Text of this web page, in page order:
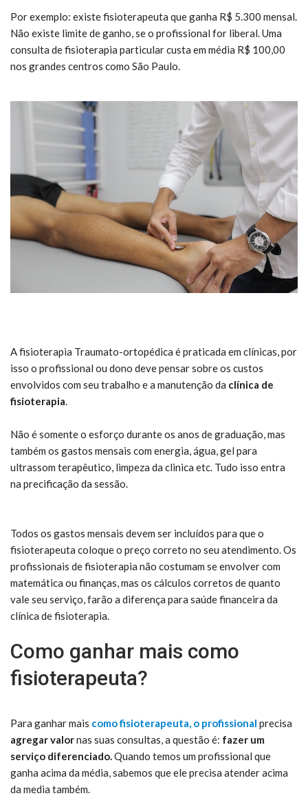
Por exemplo: existe fisioterapeuta que ganha R$ 5.300 mensal.
Não existe limite de ganho, se o profissional for liberal. Uma
consulta de fisioterapia particular custa em média R$ 100,00
nos grandes centros como São Paulo.
A fisioterapia Traumato-ortopédica é praticada em clínicas, por
isso o profissional ou dono deve pensar sobre os custos
envolvidos com seu trabalho e a manutenção da clínica de
fisioterapia.
Não é somente o esforço durante os anos de graduação, mas
também os gastos mensais com energia, água, gel para
ultrassom terapêutico, limpeza da clinica etc. Tudo isso entra
na precificação da sessão.
Todos os gastos mensais devem ser incluídos para que o
fisioterapeuta coloque o preço correto no seu atendimento. Os
profissionais de fisioterapia não costumam se envolver com
matemática ou finanças, mas os cálculos corretos de quanto
vale seu serviço, farão a diferença para saúde financeira da
clínica de fisioterapia.
Como ganhar mais como
fisioterapeuta?
Para ganhar mais como fisioterapeuta, o profissional precisa
agregar valornas suas consultas, a questão é: fazer um
serviço diferenciado.Quando temos um profissional que
ganha acima da média, sabemos que ele precisa atender acima
da media também.